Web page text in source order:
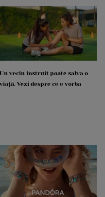
Un vecin instruit poate salva o
viață. Vezi despre ce e vorba